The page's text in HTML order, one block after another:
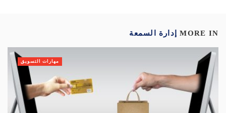
MORE IN إدارة السمعة
مهارات التسويق